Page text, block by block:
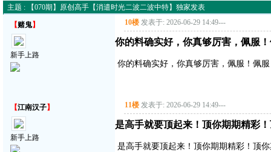
主题 : 【070期】原创高手【消遣时光二波二波中特】独家发表
【赌鬼】
新手上路
10楼 发表于: 2026-06-29 14:49---
你的料确实好，你真够厉害，佩服
你的料确实好，你真够厉害，佩服！佩
【江南汉子】
新手上路
11楼 发表于: 2026-06-29 14:49---
是高手就要顶起来！顶你期期精彩
是高手就要顶起来！顶你期期精彩！顶